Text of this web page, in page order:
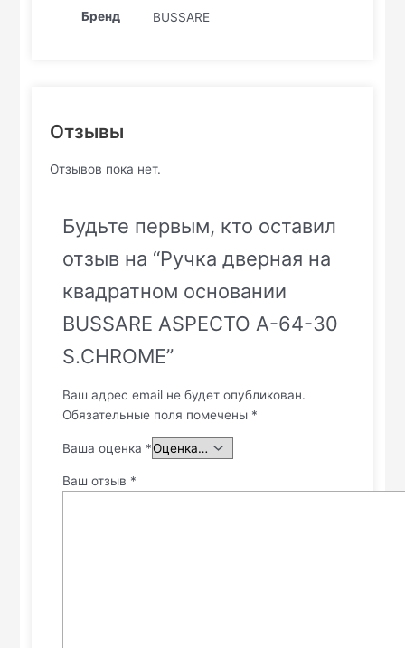
Бренд BUSSARE
Отзывы
Отзывов пока нет.
Будьте первым, кто оставил
отзыв на “Ручка дверная на
квадратном основании
BUSSARE ASPECTO A-64-30
S.CHROME”
Ваш адрес email не будет опубликован.
Обязательные поля помечены *
Ваша оценка *
Ваш отзыв *